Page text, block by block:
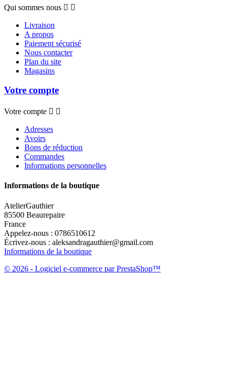
Qui sommes nous  
Livraison
A propos
Paiement sécurisé
Nous contacter
Plan du site
Magasins
Votre compte
Votre compte  
Adresses
Avoirs
Bons de réduction
Commandes
Informations personnelles
Informations de la boutique
AtelierGauthier
85500 Beaurepaire
France
Appelez-nous : 0786510612
Écrivez-nous : aleksandragauthier@gmail.com
Informations de la boutique
© 2026 - Logiciel e-commerce par PrestaShop™